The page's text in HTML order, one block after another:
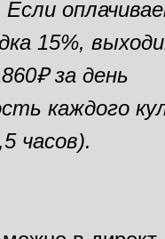
15%,
за день
каждого
часов).